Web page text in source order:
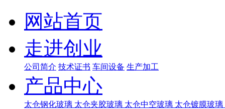
网站首页
走进创业
公司简介 技术证书 车间设备 生产加工
产品中心
太仓钢化玻璃 太仓夹胶玻璃 太仓中空玻璃 太仓镀膜玻璃